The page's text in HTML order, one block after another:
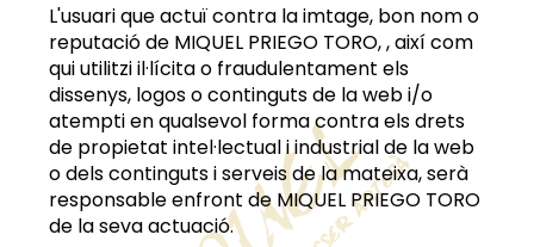
L'usuari que actuï contra la imtage, bon nom o
reputació de MIQUEL PRIEGO TORO, , així com
qui utilitzi il·lícita o fraudulentament els
dissenys, logos o continguts de la web i/o
atempti en qualsevol forma contra els drets
de propietat intel·lectual i industrial de la web
o dels continguts i serveis de la mateixa, serà
responsable enfront deMIQUEL PRIEGO TORO
de la seva actuació.